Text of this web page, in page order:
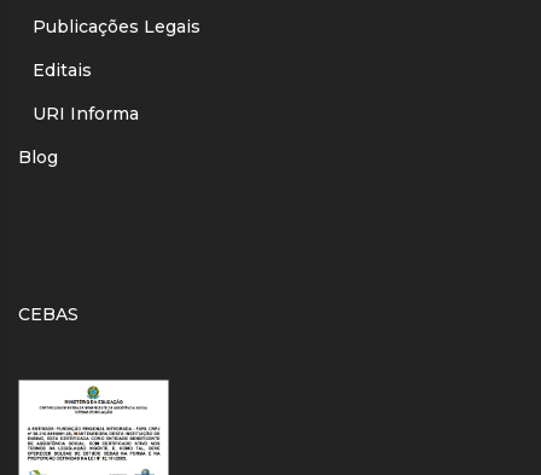
Publicações Legais
Editais
URI Informa
Blog
CEBAS